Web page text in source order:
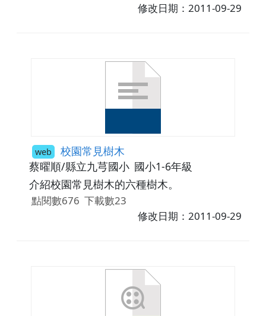
修改日期：2011-09-29
web 校園常見樹木
蔡曜順/縣立九芎國小 國小1-6年級
介紹校園常見樹木的六種樹木。
點閱數676 下載數23
修改日期：2011-09-29